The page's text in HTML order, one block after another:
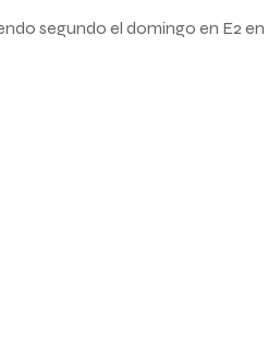
segundo el domingo en E2